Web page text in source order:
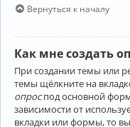
Вернуться к началу
Как мне создать
При создании темы или
темы щёлкните на
опроспод основной
зависимости от
вкладки или формы, то